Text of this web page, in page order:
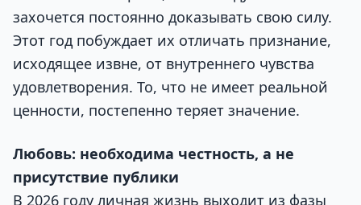
захочется постоянно доказывать свою силу.
Этот год побуждает их отличать признание,
исходящее извне, от внутреннего чувства
удовлетворения. То, что не имеет реальной
ценности, постепенно теряет значение.
Любовь: необходима честность, а не
присутствие публики
В 2026 году личная жизнь выходит из фазы